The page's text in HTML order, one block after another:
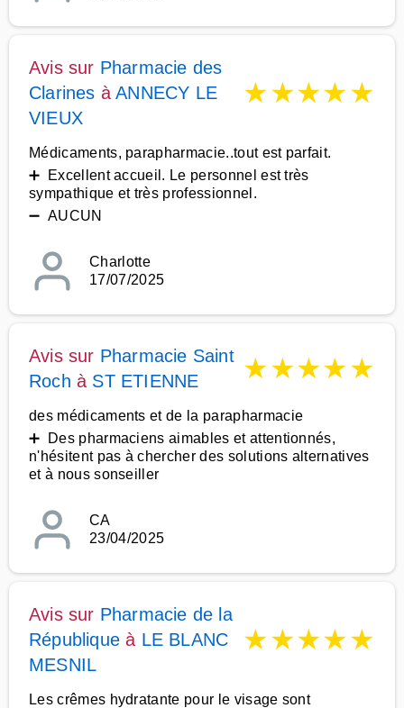
Avis sur Pharmacie des
Clarines àANNECY LE
VIEUX
★★★★★
Médicaments, parapharmacie..tout est parfait.
➕ Excellent accueil. Le personnel est très
sympathique et très professionnel.
➖ AUCUN
Charlotte
17/07/2025
Avis sur Pharmacie Saint
Roch à ST ETIENNE ★★★★★
des médicaments et de la parapharmacie
➕ Des pharmaciens aimables et attentionnés,
n'hésitent pas à chercher des solutions alternatives
et à nous sonseiller
CA
23/04/2025
Avis sur Pharmacie de la
République à LE BLANC
MESNIL
★★★★★
Les crêmes hydratante pour le visage sont